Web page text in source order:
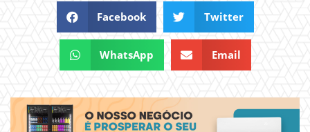
Facebook Twitter
WhatsApp Email